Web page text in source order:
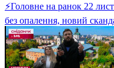
⚡Головне на ранок 22
без опалення, новий